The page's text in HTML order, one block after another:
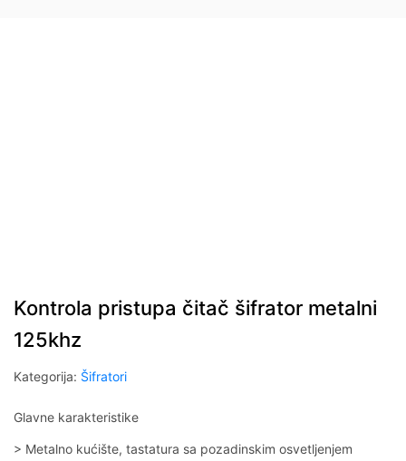
Kontrola pristupa čitač šifrator metalni
125khz
Kategorija: Šifratori
Glavne karakteristike
> Metalno kućište, tastatura sa pozadinskim osvetljenjem